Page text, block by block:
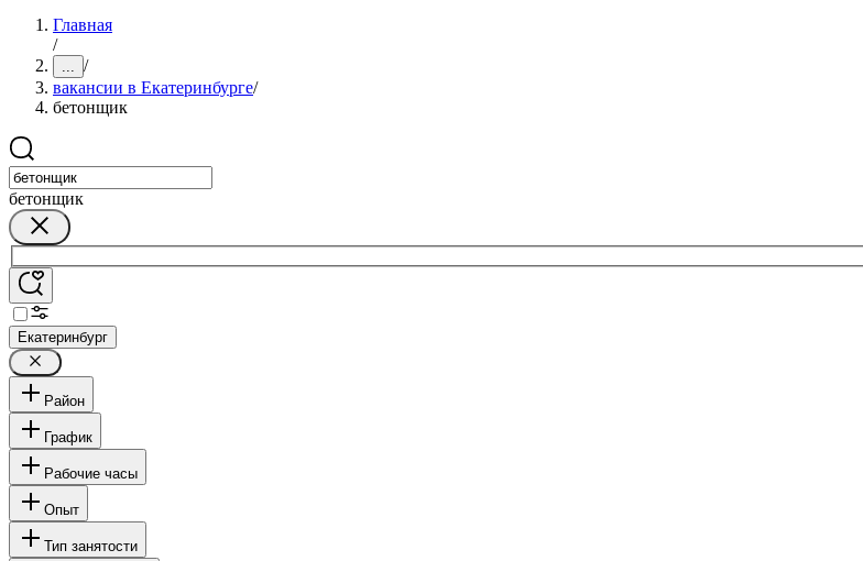
Главная
/
... /
вакансии в Екатеринбурге/
бетонщик
бетонщик
Екатеринбург
Район
График
Рабочие часы
Опыт
Тип занятости